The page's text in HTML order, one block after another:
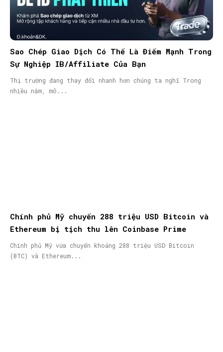
Sao Chép Giao Dịch Có Thể Là Điểm Mạnh Trong
Sự Nghiệp IB/Affiliate Của Bạn
Thị trường đang thay đổi nhanh hơn chúng ta nghĩ Trong
nhiều năm, mô...
Chính phủ Mỹ chuyển 288 triệu USD Bitcoin và
Ethereum bị tịch thu lên Coinbase Prime
Chính phủ Mỹ vừa chuyển khoảng 288 triệu USD Bitcoin
(BTC) và Ethereum...